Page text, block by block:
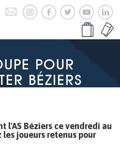
POUR
BÉZIERS
l'AS Béziers ce vendredi au
joueurs retenus pour